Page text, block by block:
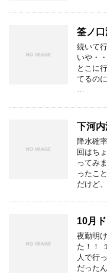
筌ノ
続いて
いや・
とこに
てるの
下河
降水確
回はち
ってみ
ったこ
だけど
10月
夜勤明
た！！
人で行
だった